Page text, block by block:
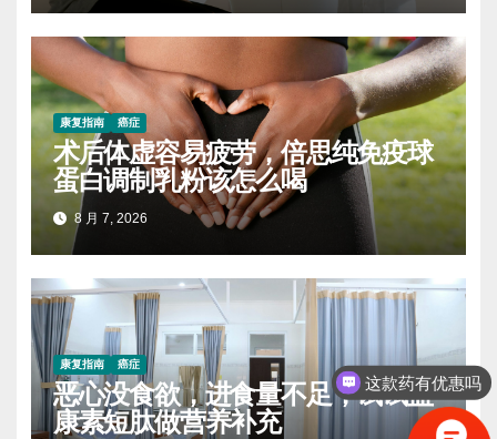
康复指南 癌症
术后体虚容易疲劳，倍思纯免疫球
蛋白调制乳粉该怎么喝
8 月 7, 2026
康复指南 癌症
恶心没食欲，进食量不足，试试益
康素短肽做营养补充
这款药有优惠吗